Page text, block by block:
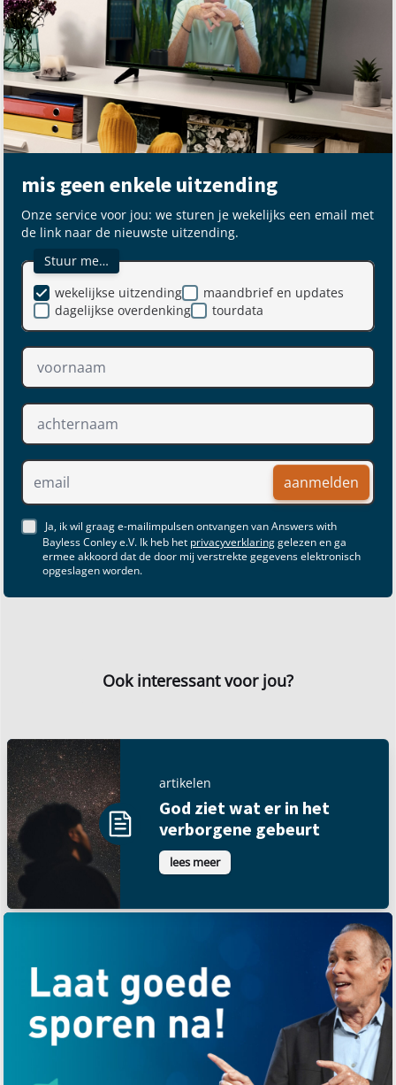
mis geen enkele uitzending
Onze service voor jou: we sturen je wekelijks een email met
de link naar de nieuwste uitzending.
Stuur me…
maandbrief en updates
dagelijkse overdenking
wekelijkse uitzending
tourdata
aanmelden
Ja, ik wil graag e-mailimpulsen ontvangen van Answers with
Bayless Conley e.V. Ik heb het privacyverklaringgelezen en ga
ermee akkoord dat de door mij verstrekte gegevens elektronisch
opgeslagen worden.
Ook interessant voor jou?
artikelen
God ziet wat er in het
verborgene gebeurt
lees meer